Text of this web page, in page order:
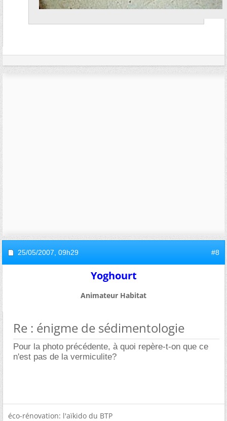
25/05/2007, 09h29 #8
Yoghourt
Animateur Habitat
Re : énigme de sédimentologie
Pour la photo précédente, à quoi repère-t-on que ce
n'est pas de la vermiculite?
éco-rénovation: l'aïkido du BTP